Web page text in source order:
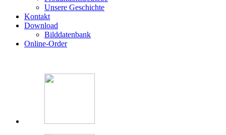
Unsere Geschichte
Kontakt
Download
Bilddatenbank
Online-Order